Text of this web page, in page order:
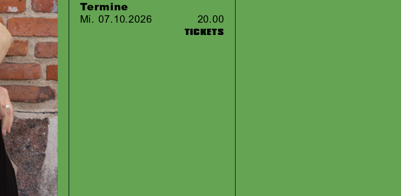
Termine
Mi. 07.10.2026
20.00
TICKETS